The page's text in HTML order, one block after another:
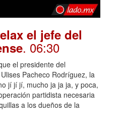
el jefe del
. 06:30
el presidente del
Pacheco Rodríguez, la
jí jí jí, mucho ja ja ja, y poca,
partidista necesaria
a los dueños de la